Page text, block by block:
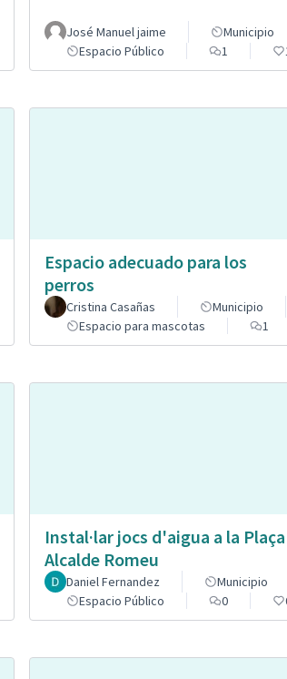
José Manuel jaime
Municipio
Espacio Público
1
Espacio adecuado para los
perros
Cristina Casañas
Municipio
Espacio para mascotas
1
Instal·lar jocs d'aigua a la Plaça
Alcalde Romeu
Daniel Fernandez
Municipio
Espacio Público
0